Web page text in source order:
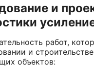
и
работ,
и
объектов: